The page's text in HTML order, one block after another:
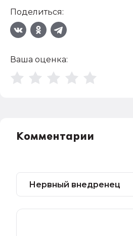
Поделиться:
Ваша оценка:
Комментарии